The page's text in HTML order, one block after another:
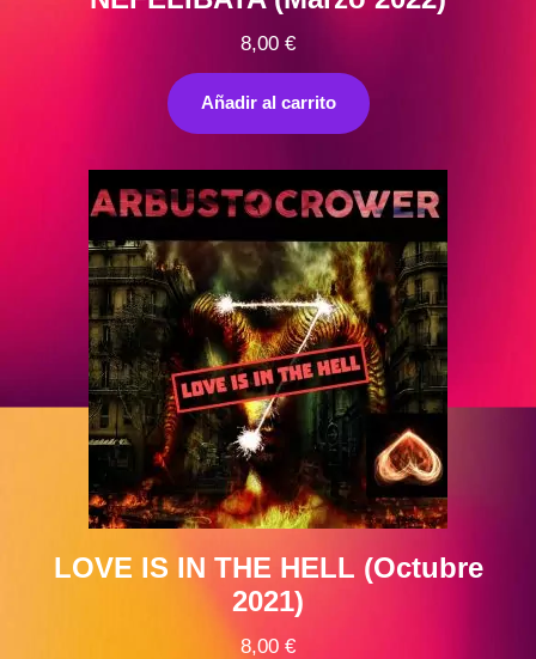
8,00 €
Añadir al carrito
LOVE IS IN THE HELL (Octubre
2021)
8,00 €